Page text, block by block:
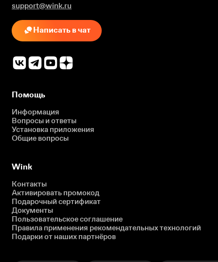
support@wink.ru
Написать в чат
Помощь
Информация
Вопросы и ответы
Установка приложения
Общие вопросы
Wink
Контакты
Активировать промокод
Подарочный сертификат
Документы
Пользовательское соглашение
Правила применения рекомендательных технологий
Подарки от наших партнёров